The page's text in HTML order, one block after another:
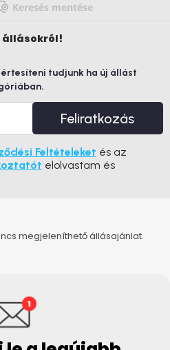
Keresés mentése
állásokról!
tudjunk ha új állást
Feliratkozás
Feltételeket és az
elolvastam és
megjeleníthető állásajánlat.